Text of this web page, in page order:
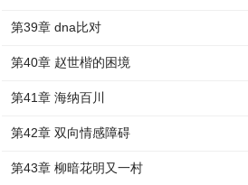
第39章 dna比对
第40章 赵世楷的困境
第41章 海纳百川
第42章 双向情感障碍
第43章 柳暗花明又一村